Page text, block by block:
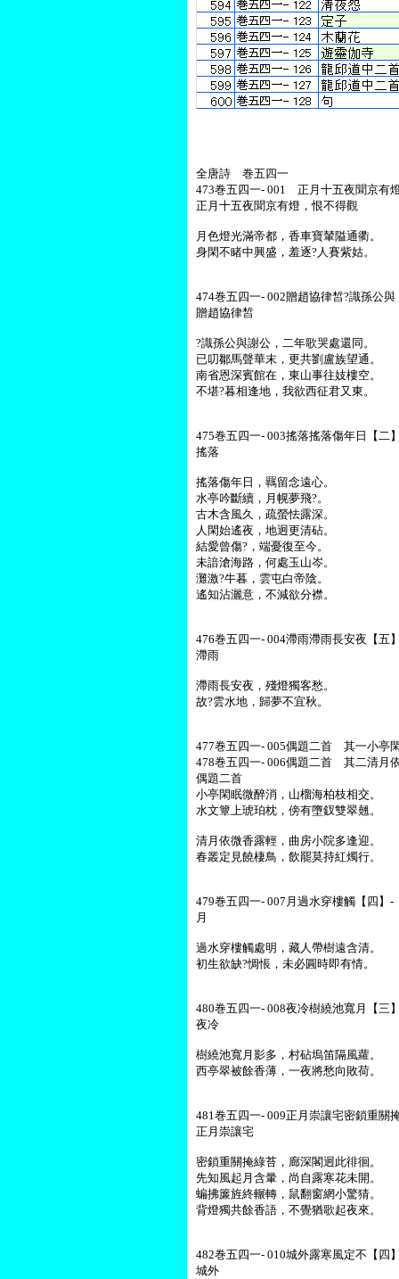
全唐詩 巻五四一
473巻五四一- 001 正月十五夜聞京
正月十五夜聞京有燈，恨不得觀
月色燈光滿帝都，香車寶輦隘通衢。
身閑不睹中興盛，羞逐?人賽紫姑。
474巻五四一- 002贈趙協律皙?識孫公
贈趙協律皙
?識孫公與謝公，二年歌哭處還同。
已叨鄒馬聲華末，更共劉盧族望通。
南省恩深賓館在，東山事往妓樓空。
不堪?暮相逢地，我欲西征君又東。
475巻五四一- 003搖落搖落傷年日【
搖落
搖落傷年日，羈留念遠心。
水亭吟斷續，月幌夢飛?。
古木含風久，疏螢怯露深。
人閑始遙夜，地迥更清砧。
結愛曾傷?，端憂復至今。
未諳滄海路，何處玉山岑。
灘激?牛暮，雲屯白帝陰。
遙知沾灑意，不減欲分襟。
476巻五四一- 004滯雨滯雨長安夜【
滯雨
滯雨長安夜，殘燈獨客愁。
故?雲水地，歸夢不宜秋。
477巻五四一- 005偶題二首 其一小亭
478巻五四一- 006偶題二首 其二清月
偶題二首
小亭閑眠微醉消，山榴海柏枝相交。
水文簟上琥珀枕，傍有墮釵雙翠翹。
清月依微香露輕，曲房小院多逢迎。
春叢定見饒棲鳥，飲罷莫持紅燭行。
479巻五四一- 007月過水穿樓觸【四
月
過水穿樓觸處明，藏人帶樹遠含清。
初生欲缺?惆悵，未必圓時即有情。
480巻五四一- 008夜冷樹繞池寬月【
夜冷
樹繞池寬月影多，村砧塢笛隔風蘿。
西亭翠被餘香薄，一夜將愁向敗荷。
481巻五四一- 009正月崇讓宅密鎖重
正月崇讓宅
密鎖重關掩綠苔，廊深閣迥此徘徊。
先知風起月含暈，尚自露寒花未開。
蝙拂簾旌終輾轉，鼠翻窗網小驚猜。
背燈獨共餘香語，不覺猶歌起夜來。
482巻五四一- 010城外露寒風定不【
城外